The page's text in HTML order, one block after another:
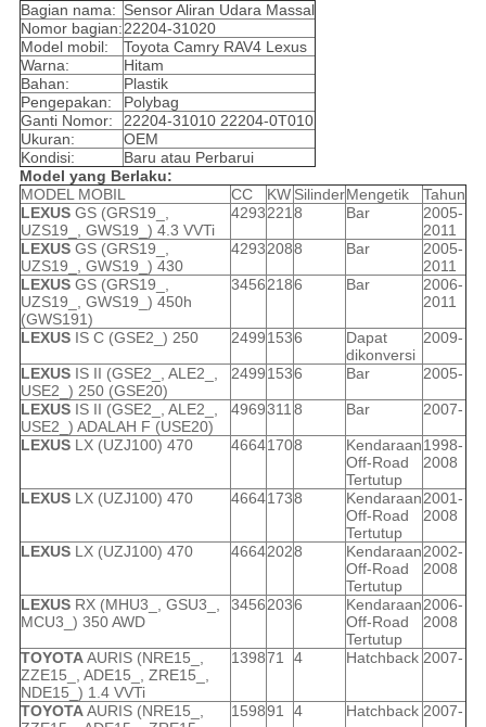
Bagian nama: Sensor Aliran Udara Massal
Nomor bagian:22204-31020
Model mobil:
Toyota Camry RAV4 Lexus
Warna:
Hitam
Bahan:
Plastik
Pengepakan:
Polybag
Ganti Nomor:
22204-31010 22204-0T010
Ukuran:
OEM
Kondisi:
Baru atau Perbarui
Model yang Berlaku:
MODEL MOBIL
CC KW SilinderMengetik
Tahun
LEXUSGS (GRS19_,
UZS19_, GWS19_) 4.3 VVTi
42932218 Bar
2005-
2011
LEXUSGS (GRS19_,
UZS19_, GWS19_) 430
42932088 Bar
2005-
2011
LEXUSGS (GRS19_,
UZS19_, GWS19_) 450h
(GWS191)
34562186 Bar
2006-
2011
LEXUSIS C (GSE2_) 250 24991536
Dapat
dikonversi
2009-
LEXUSIS II (GSE2_, ALE2_,
USE2_) 250 (GSE20)
24991536 Bar 2005-
LEXUSIS II (GSE2_, ALE2_,
USE2_) ADALAH F (USE20)
49693118 Bar 2007-
LEXUSLX (UZJ100) 470 46641708
Kendaraan
Off-Road
Tertutup
1998-
2008
LEXUSLX (UZJ100) 470 46641738
Kendaraan
Off-Road
Tertutup
2001-
2008
LEXUSLX (UZJ100) 470 46642028
Kendaraan
Off-Road
Tertutup
2002-
2008
LEXUSRX (MHU3_, GSU3_,
MCU3_) 350 AWD
34562036
Kendaraan
Off-Road
Tertutup
2006-
2008
TOYOTAAURIS (NRE15_,
ZZE15_, ADE15_, ZRE15_,
NDE15_) 1.4 VVTi
139871 4 Hatchback 2007-
TOYOTAAURIS (NRE15_,
159891 4 Hatchback 2007-